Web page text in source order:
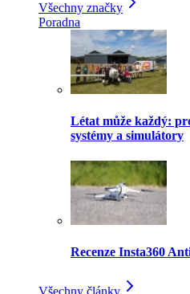
Všechny značky
Poradna
Létat může každý:
systémy a simulátory
Recenze Insta360